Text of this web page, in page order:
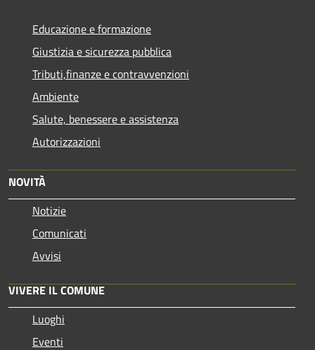
Educazione e formazione
Giustizia e sicurezza pubblica
Tributi,finanze e contravvenzioni
Ambiente
Salute, benessere e assistenza
Autorizzazioni
NOVITÀ
Notizie
Comunicati
Avvisi
VIVERE IL COMUNE
Luoghi
Eventi